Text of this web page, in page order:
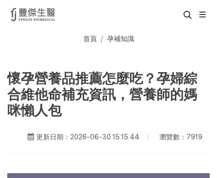
首頁 孕補知識
懷孕營養品推薦怎麼吃？孕婦綜
合維他命補充資訊，營養師的媽
咪懶人包
更新日期：2026-06-30 15:15:44 瀏覽數：7919